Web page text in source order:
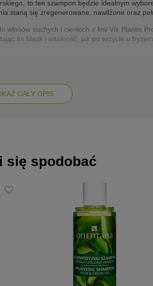
to ten szampon będzie idealnym
staną się zregenerowane, nawilżone oraz
włosów suchych i cienkich z linii Vis Plantis
im blask i witalność, jak po wizycie u
intensywnie odżywiając włosy
całej ich długości i masuj skórę głowy. Po
Lauryl Lactate, PEG-12
Sodium Lauroyl Methyl Isethionate,
CAŁY OPIS
się spodobać